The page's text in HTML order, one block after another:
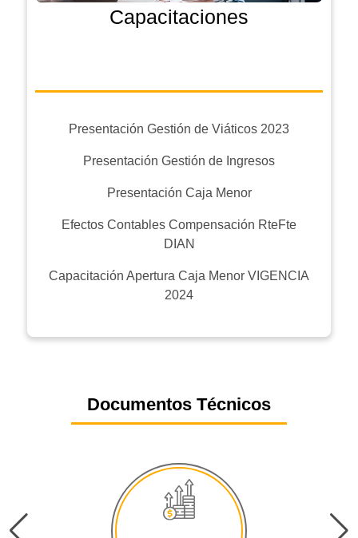
Capacitaciones
Presentación Gestión de Viáticos 2023
Presentación Gestión de Ingresos
Presentación Caja Menor
Efectos Contables Compensación RteFte
DIAN
Capacitación Apertura Caja Menor VIGENCIA
2024
Documentos Técnicos